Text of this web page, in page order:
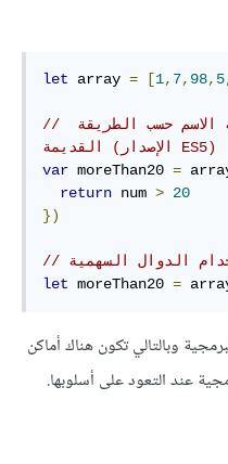
let array = [1, 7, 98, 5
// استخدام دالة مجهولة الاسم حسب الطريقة
القديمة (الإصدار ES5)
var moreThan20 =
return num > 20
})
الدوال السهمية
let moreThan20 =
وبالتالي تكون هناك أماكن
عند التعود على أسلوبها.